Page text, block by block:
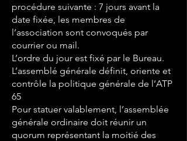
procédure suivante : 7 jours avant la
date fixée, les membres de
l’association sont convoqués par
courrier ou mail.
L’ordre du jour est fixé par le Bureau.
L’assemblé générale définit, oriente et
contrôle la politique générale de l’ATP
65
Pour statuer valablement, l’assemblée
générale ordinaire doit réunir un
quorum représentant la moitié des